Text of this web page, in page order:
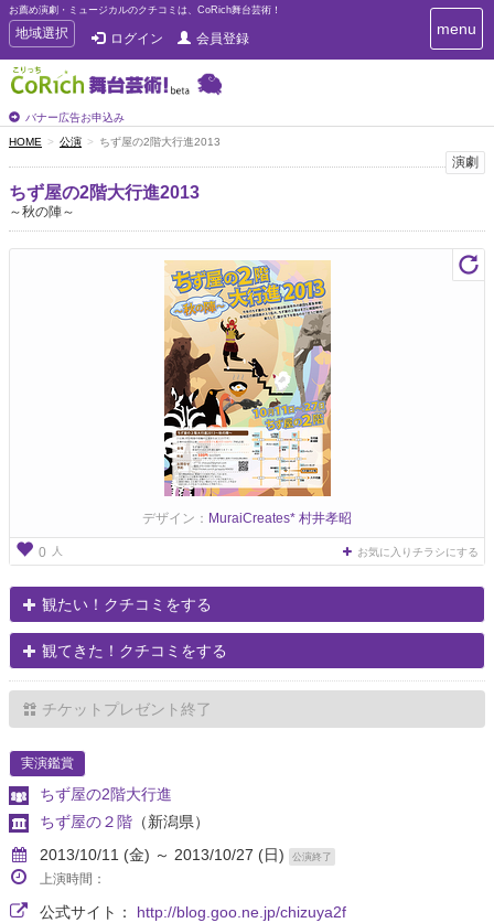
お薦め演劇・ミュージカルのクチコミは、CoRich舞台芸術！
T
o
g
g
e
n
a
v
i
地域選択 ログイン 会員登録
バナー広告お申込み
T
o
g
menu
HOME 公演 ちず屋の2階大行進2013
演劇
ちず屋の2階大行進2013
～秋の陣～
デザイン： MuraiCreates* 村井孝昭
0 人 お気に入りチラシにする
観たい！クチコミをする
観てきた！クチコミをする
チケットプレゼント終了
実演鑑賞
ちず屋の2階大行進
ちず屋の２階 （新潟県）
2013/10/11 (金) ～ 2013/10/27 (日)
公演終了
上演時間：
公式サイト： http://blog.goo.ne.jp/chizuya2f